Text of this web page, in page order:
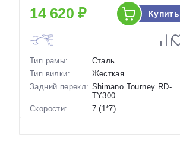
14 620 ₽ Купить
Тип рамы:
Сталь
Тип вилки:
Жесткая
Задний перекл: Shimano Tourney RD-
TY300
Скорости:
7 (1*7)